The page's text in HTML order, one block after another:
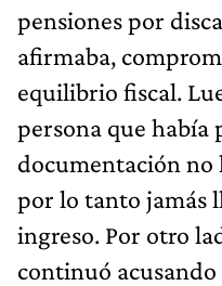
pensiones por
afirmaba,
equilibrio fiscal.
persona que había
documentación no
por lo tanto jamás
ingreso. Por otro
continuó